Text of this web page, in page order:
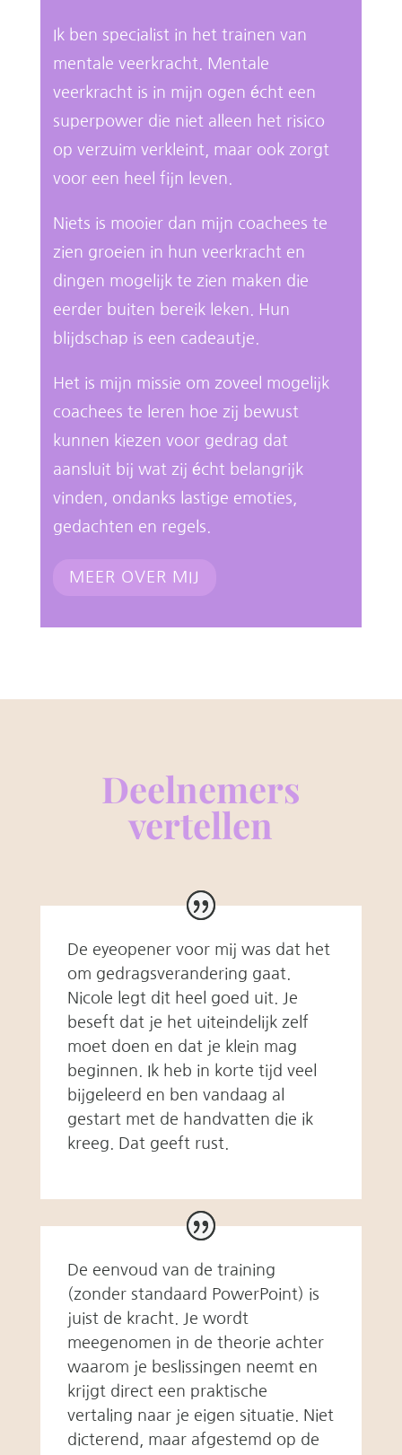
Ik ben specialist in het trainen van
mentale veerkracht. Mentale
veerkracht is in mijn ogen écht een
superpower die niet alleen het risico
op verzuim verkleint, maar ook zorgt
voor een heel fijn leven.
Niets is mooier dan mijn coachees te
zien groeien in hun veerkracht en
dingen mogelijk te zien maken die
eerder buiten bereik leken. Hun
blijdschap is een cadeautje.
Het is mijn missie om zoveel mogelijk
coachees te leren hoe zij bewust
kunnen kiezen voor gedrag dat
aansluit bij wat zij écht belangrijk
vinden, ondanks lastige emoties,
gedachten en regels.
MEER OVER MIJ
Deelnemers
vertellen
De eyeopener voor mij was dat het
om gedragsverandering gaat.
Nicole legt dit heel goed uit. Je
beseft dat je het uiteindelijk zelf
moet doen en dat je klein mag
beginnen. Ik heb in korte tijd veel
bijgeleerd en ben vandaag al
gestart met de handvatten die ik
kreeg. Dat geeft rust.
De eenvoud van de training
(zonder standaard PowerPoint) is
juist de kracht. Je wordt
meegenomen in de theorie achter
waarom je beslissingen neemt en
krijgt direct een praktische
vertaling naar je eigen situatie. Niet
dicterend, maar afgestemd op de